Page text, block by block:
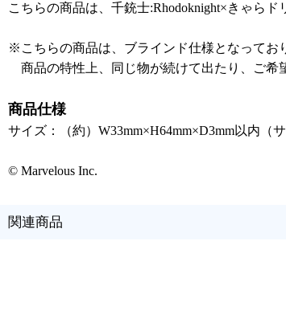
こちらの商品は、千銃士:Rhodoknight×きゃら
※こちらの商品は、ブラインド仕様となってお
商品の特性上、同じ物が続けて出たり、ご希
商品仕様
サイズ：（約）W33mm×H64mm×D3mm以内（
© Marvelous Inc.
関連商品